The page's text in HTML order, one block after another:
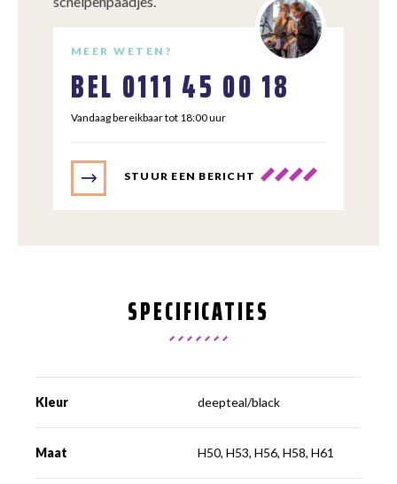
MEER WETEN?
BEL 0111 45 00 18
Vandaag bereikbaar tot 18:00 uur
STUUR EEN BERICHT
SPECIFICATIES
Kleur deepteal/black
Maat H50, H53, H56, H58, H61